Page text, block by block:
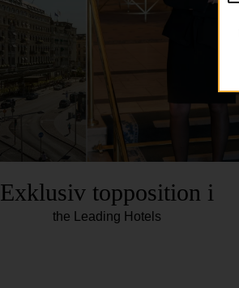
Exklusiv topposition i
the Leading Hotels